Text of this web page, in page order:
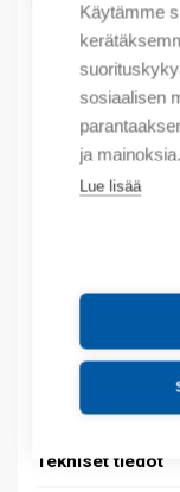
Käytämme
sosiaalisen
ja mainoksia.
Lue lisää
Tuotekoodit
Tilauskoodi:
Product order
Tuotteen
Kuvaus
Lisätiedot
Tekniset tiedot